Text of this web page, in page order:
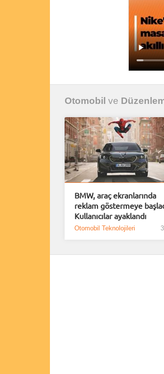
Otomobil ve
BMW, araç ekranlarında
reklam göstermeye
Kullanıcılar ayaklandı
Otomobil Teknolojileri